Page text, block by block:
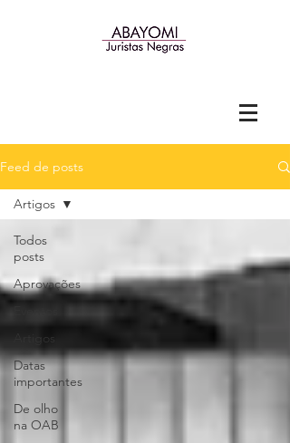
Feed de posts
Todos
posts
Aprovações
Artigos
Datas
importantes
De olho
na OAB
Artigos